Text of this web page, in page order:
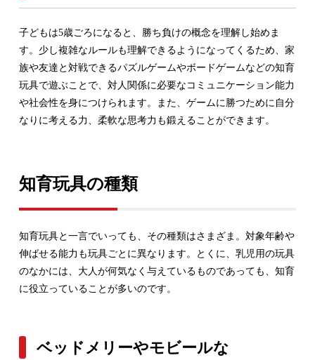
子どもは5歳ごろになると、勝ち負けの概念を理解し始めま
す。少し複雑なルールも理解できるようになってくるため、家
族や友達と対戦できるパズルゲームやボードゲームなどの知育
玩具で遊ぶことで、対人関係に必要なコミュニケーション能力
や社会性を身につけられます。また、ゲームに勝つために自分
なりに考える力、柔軟な思考力も鍛えることができます。
知育玩具の種類
知育玩具と一言でいっても、その種類はさまざま。対象年齢や
伸ばせる能力も玩具ごとに異なります。とくに、乳児用の玩具
のなかには、大人が何気なく与えているものであっても、知育
に役立っていることが多いのです。
ベッドメリーやモビールな